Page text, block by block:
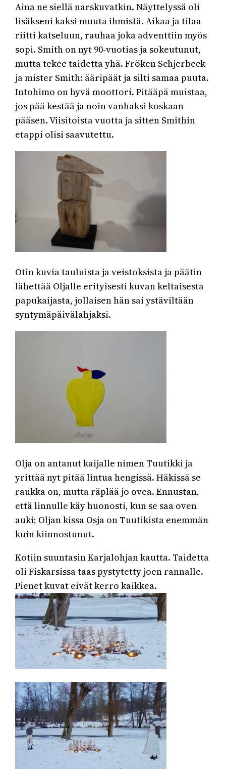
Aina ne siellä narskuvatkin. Näyttelyssä oli
lisäkseni kaksi muuta ihmistä. Aikaa ja tilaa
riitti katseluun, rauhaa joka adventtiin myös
sopi. Smith on nyt 90-vuotias ja sokeutunut,
mutta tekee taidetta yhä. Fröken Schjerbeck
ja mister Smith: ääripäät ja silti samaa puuta.
Intohimo on hyvä moottori. Pitääpä muistaa,
jos pää kestää ja noin vanhaksi koskaan
pääsen. Viisitoista vuotta ja sitten Smithin
etappi olisi saavutettu.
Otin kuvia tauluista ja veistoksista ja päätin
lähettää Oljalle erityisesti kuvan keltaisesta
papukaijasta, jollaisen hän sai ystäviltään
syntymäpäivälahjaksi.
Olja on antanut kaijalle nimen Tuutikki ja
yrittää nyt pitää lintua hengissä. Häkissä se
raukka on, mutta räplää jo ovea. Ennustan,
että linnulle käy huonosti, kun se saa oven
auki; Oljan kissa Osja on Tuutikista enemmän
kuin kiinnostunut.
Kotiin suuntasin Karjalohjan kautta. Taidetta
oli Fiskarsissa taas pystytetty joen rannalle.
Pienet kuvat eivät kerro kaikkea.